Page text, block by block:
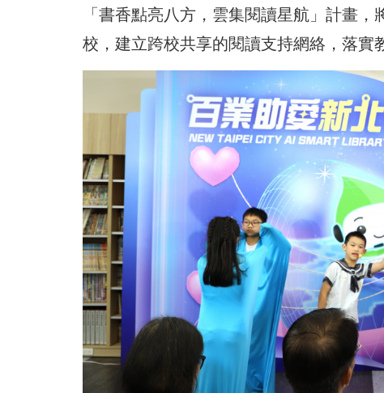
「書香點亮八方，雲集閱讀星航」計畫
校，建立跨校共享的閱讀支持網絡，落實